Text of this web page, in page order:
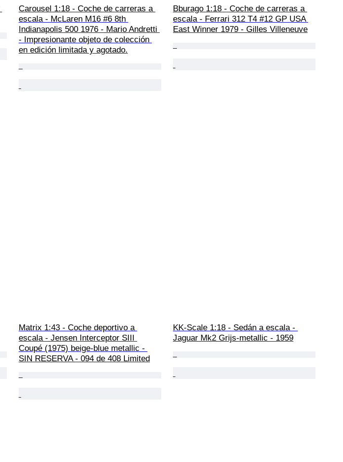
Carousel 1:18 - Coche de carreras a
escala - McLaren M16 #6 8th
Indianapolis 500 1976 - Mario Andretti
- Impresionante objeto de colección
en edición limitada y agotado.
Bburago 1:18 - Coche de carreras a
escala - Ferrari 312 T4 #12 GP USA
East Winner 1979 - Gilles Villeneuve
Matrix 1:43 - Coche deportivo a
escala - Jensen Interceptor SIII
Coupé (1975) beige-blue metallic -
SIN RESERVA - 094 de 408 Limited
KK-Scale 1:18 - Sedán a escala -
Jaguar Mk2 Grijs-metallic - 1959